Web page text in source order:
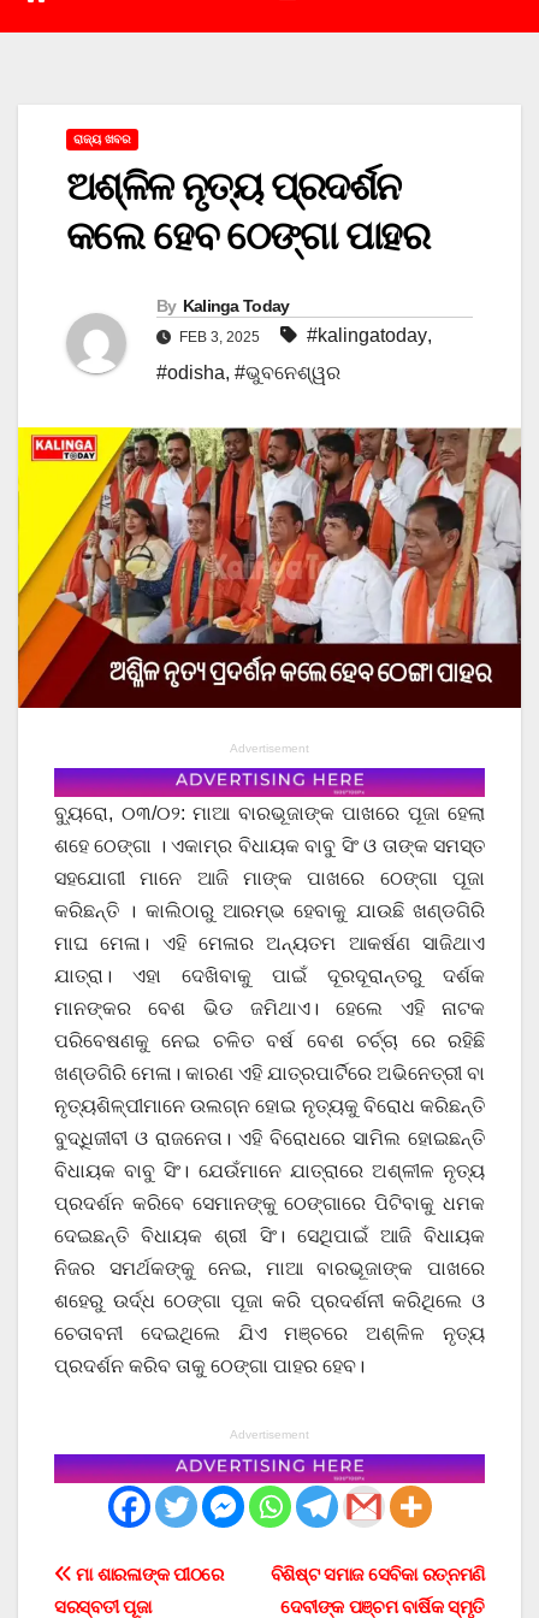
ରାଜ୍ୟ ଖବର
ଅଶ୍ଳିଳ ନୃତ୍ୟ ପ୍ରଦର୍ଶନ
କଲେ ହେବ ଠେଙ୍ଗା ପାହର
By Kalinga Today
FEB 3, 2025 #kalingatoday,
#odisha, #ଭୁବନେଶ୍ୱର
Advertisement
ବ୍ୟୁରୋ, ୦୩/୦୨: ମାଆ ବାରଭୂଜାଙ୍କ ପାଖରେ ପୂଜା ହେଲା
ଶହେ ଠେଙ୍ଗା । ଏକାମ୍ର ବିଧାୟକ ବାବୁ ସିଂ ଓ ତାଙ୍କ ସମସ୍ତ
ସହଯୋଗୀ ମାନେ ଆଜି ମାଙ୍କ ପାଖରେ ଠେଙ୍ଗା ପୂଜା
କରିଛନ୍ତି । କାଲିଠାରୁ ଆରମ୍ଭ ହେବାକୁ ଯାଉଛି ଖଣ୍ଡଗିରି
ମାଘ ମେଳା। ଏହି ମେଳାର ଅନ୍ୟତମ ଆକର୍ଷଣ ସାଜିଥାଏ
ଯାତ୍ରା। ଏହା ଦେଖିବାକୁ ପାଇଁ ଦୂରଦୂରାନ୍ତରୁ ଦର୍ଶକ
ମାନଙ୍କର ବେଶ ଭିଡ ଜମିଥାଏ। ହେଲେ ଏହି ନାଟକ
ପରିବେଷଣକୁ ନେଇ ଚଳିତ ବର୍ଷ ବେଶ ଚର୍ଚ୍ଚା ରେ ରହିଛି
ଖଣ୍ଡଗିରି ମେଳା। କାରଣ ଏହି ଯାତ୍ରପାର୍ଟିରେ ଅଭିନେତ୍ରୀ ବା
ନୃତ୍ୟଶିଳ୍ପୀମାନେ ଉଲଗ୍ନ ହୋଇ ନୃତ୍ୟକୁ ବିରୋଧ କରିଛନ୍ତି
ବୁଦ୍ଧିଜୀବୀ ଓ ରାଜନେତା। ଏହି ବିରୋଧରେ ସାମିଲ ହୋଇଛନ୍ତି
ବିଧାୟକ ବାବୁ ସିଂ। ଯେଉଁମାନେ ଯାତ୍ରାରେ ଅଶ୍ଳୀଳ ନୃତ୍ୟ
ପ୍ରଦର୍ଶନ କରିବେ ସେମାନଙ୍କୁ ଠେଙ୍ଗାରେ ପିଟିବାକୁ ଧମକ
ଦେଇଛନ୍ତି ବିଧାୟକ ଶ୍ରୀ ସିଂ। ସେଥିପାଇଁ ଆଜି ବିଧାୟକ
ନିଜର ସମର୍ଥକଙ୍କୁ ନେଇ, ମାଆ ବାରଭୂଜାଙ୍କ ପାଖରେ
ଶହେରୁ ଉର୍ଦ୍ଧ ଠେଙ୍ଗା ପୂଜା କରି ପ୍ରଦର୍ଶନୀ କରିଥିଲେ ଓ
ଚେତାବନୀ ଦେଇଥିଲେ ଯିଏ ମଞ୍ଚରେ ଅଶ୍ଳିଳ ନୃତ୍ୟ
ପ୍ରଦର୍ଶନ କରିବ ତାକୁ ଠେଙ୍ଗା ପାହର ହେବ।
Advertisement
Post
ବିଶିଷ୍ଟ ସମାଜ ସେବିକା ରତ୍ନମଣି
ଦେବୀଙ୍କ ପଞ୍ଚମ ବାର୍ଷିକ ସ୍ମୃତି
ମା ଶାରଳାଙ୍କ ପୀଠରେ
ସରସ୍ବତୀ ପୂଜା